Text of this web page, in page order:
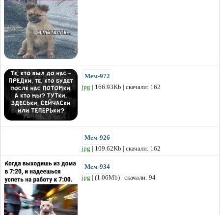
Мем-972
jpg | 166.93Kb | скачали: 162
Мем-926
jpg | 109.62Kb | скачали: 162
Мем-934
jpg | (1.06Mb) | скачали: 94